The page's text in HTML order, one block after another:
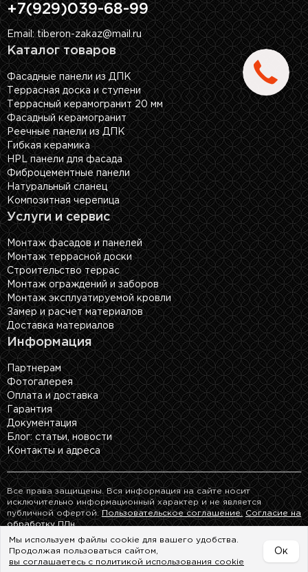
+7(929)039-68-99
Email: tiberon-zakaz@mail.ru
Каталог товаров
Фасадные панели из ДПК
Террасная доска и ступени
Террасный керамогранит 20 мм
Фасадный керамогранит
Реечные панели из ДПК
Гибкая керамика
HPL панели для фасада
Фиброцементные панели
Натуральный сланец
Композитная черепица
Услуги и сервис
Монтаж фасадов и панелей
Монтаж террасной доски
Строительство террас
Монтаж ограждений и заборов
Монтаж эксплуатируемой кровли
Замер и расчет материалов
Доставка материалов
Информация
Партнерам
Фотогалерея
Оплата и доставка
Гарантия
Документация
Блог: cтатьи, новости
Контакты и адреса
Все права защищены. Вся информация на сайте носит
исключительно информационный характер и не является
публичной офертой.Пользовательское соглашение.
Согласие на
обработку ПДн.
Telegram MAX WhatsApp
Мы используем файлы cookie для вашего удобства.
Продолжая пользоваться сайтом,
вы соглашаетесь с политикой использования cookie
Ок